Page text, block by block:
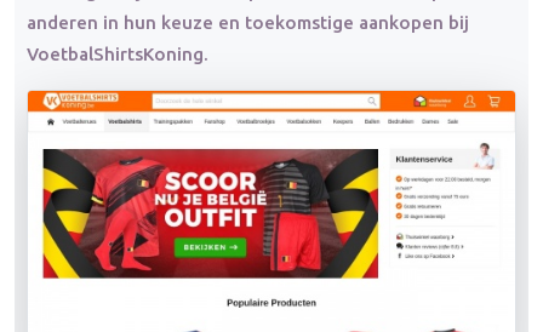
anderen in hun keuze en toekomstige aankopen bij
VoetbalShirtsKoning.